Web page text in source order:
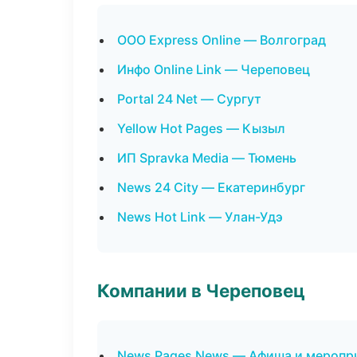
ООО Express Online — Волгоград
Инфо Online Link — Череповец
Portal 24 Net — Сургут
Yellow Hot Pages — Кызыл
ИП Spravka Media — Тюмень
News 24 City — Екатеринбург
News Hot Link — Улан-Удэ
Компании в Череповец